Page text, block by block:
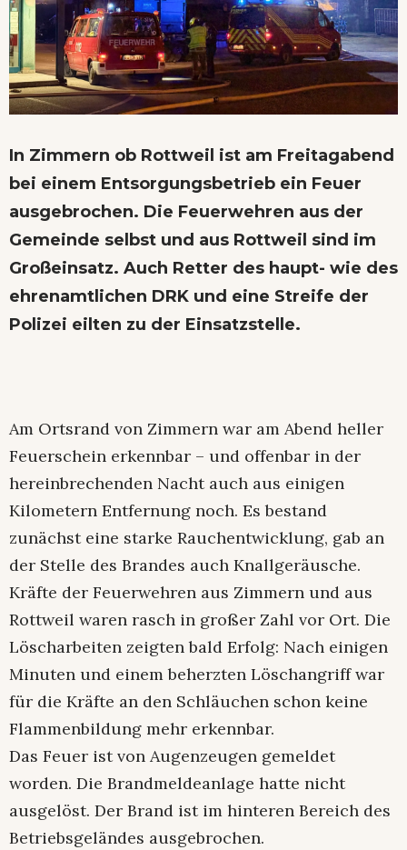
In Zimmern ob Rottweil ist am Freitagabend
bei einem Entsorgungsbetrieb ein Feuer
ausgebrochen. Die Feuerwehren aus der
Gemeinde selbst und aus Rottweil sind im
Großeinsatz. Auch Retter des haupt- wie des
ehrenamtlichen DRK und eine Streife der
Polizei eilten zu der Einsatzstelle.
Am Ortsrand von Zimmern war am Abend heller
Feuerschein erkennbar – und offenbar in der
hereinbrechenden Nacht auch aus einigen
Kilometern Entfernung noch. Es bestand
zunächst eine starke Rauchentwicklung, gab an
der Stelle des Brandes auch Knallgeräusche.
Kräfte der Feuerwehren aus Zimmern und aus
Rottweil waren rasch in großer Zahl vor Ort. Die
Löscharbeiten zeigten bald Erfolg: Nach einigen
Minuten und einem beherzten Löschangriff war
für die Kräfte an den Schläuchen schon keine
Flammenbildung mehr erkennbar.
Das Feuer ist von Augenzeugen gemeldet
worden. Die Brandmeldeanlage hatte nicht
ausgelöst. Der Brand ist im hinteren Bereich des
Betriebsgeländes ausgebrochen.